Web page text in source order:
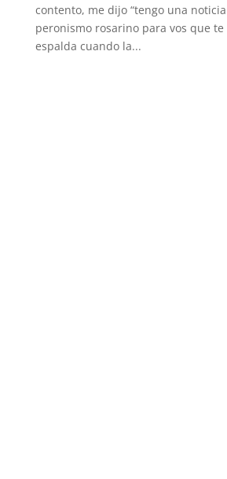
contento, me dijo “tengo una
peronismo rosarino para vos que te
espalda cuando la...